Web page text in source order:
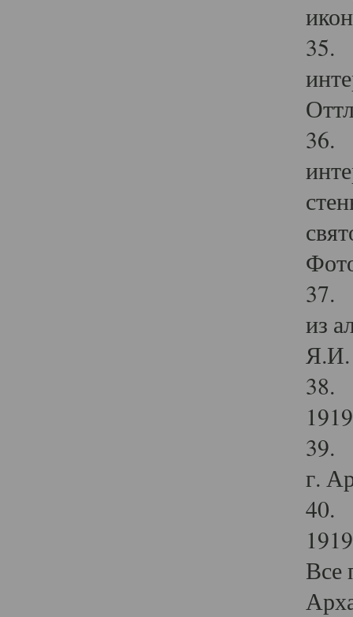
35.
36.
37.
из
Я.И.
38.
39.
г.
40.
Все